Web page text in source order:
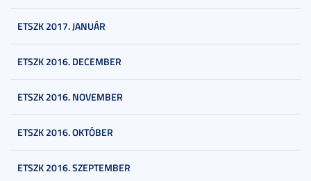
ETSZK 2017. JANUÁR
ETSZK 2016. DECEMBER
ETSZK 2016. NOVEMBER
ETSZK 2016. OKTÓBER
ETSZK 2016. SZEPTEMBER